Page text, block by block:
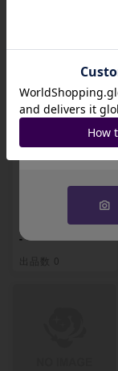
ド・ニューゲート
(パラレル)(PRB) P
-
出品数 0